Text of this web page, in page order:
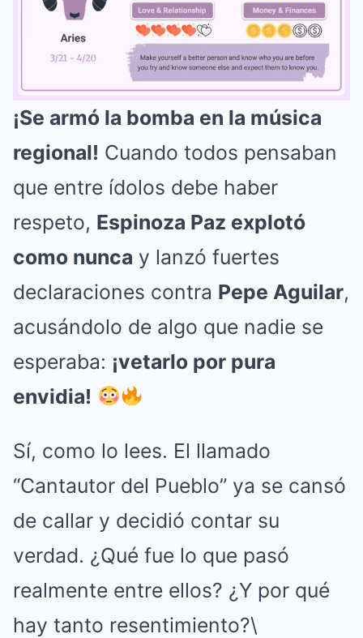
Mute
¡Se armó la bomba en la música
regional! Cuando todos pensaban
que entre ídolos debe haber
respeto, Espinoza Paz explotó
como nunca y lanzó fuertes
declaraciones contra Pepe Aguilar,
acusándolo de algo que nadie se
esperaba: ¡vetarlo por pura
envidia!
Sí, como lo lees. El llamado
“Cantautor del Pueblo” ya se cansó
de callar y decidió contar su
verdad. ¿Qué fue lo que pasó
realmente entre ellos? ¿Y por qué
hay tanto resentimiento?\